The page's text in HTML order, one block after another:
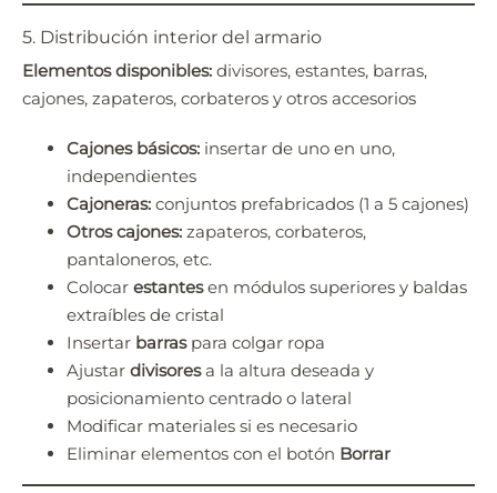
5. Distribución interior del armario
Elementos disponibles: divisores, estantes, barras,
cajones, zapateros, corbateros y otros accesorios
Cajones básicos: insertar de uno en uno,
independientes
Cajoneras: conjuntos prefabricados (1 a 5 cajones)
Otros cajones: zapateros, corbateros,
pantaloneros, etc.
Colocar estantesen módulos superiores y baldas
extraíbles de cristal
Insertar barraspara colgar ropa
Ajustar divisoresa la altura deseada y
posicionamiento centrado o lateral
Modificar materiales si es necesario
Eliminar elementos con el botón Borrar